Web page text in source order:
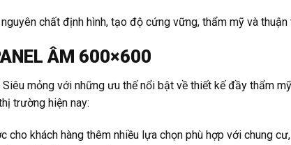
chất định hình, tạo độ cứng vững, thẩm mỹ và
ÂM 600×600
mỏng với những ưu thế nổi bật về thiết kế đầy thẩm
trường hiện nay:
khách hàng thêm nhiều lựa chọn phù hợp với chung cư,